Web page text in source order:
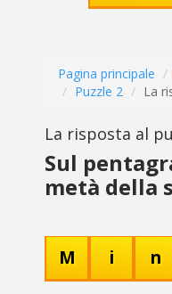
Pagina principale
Puzzle 2
La
La risposta al
Sul
metà della
M i n